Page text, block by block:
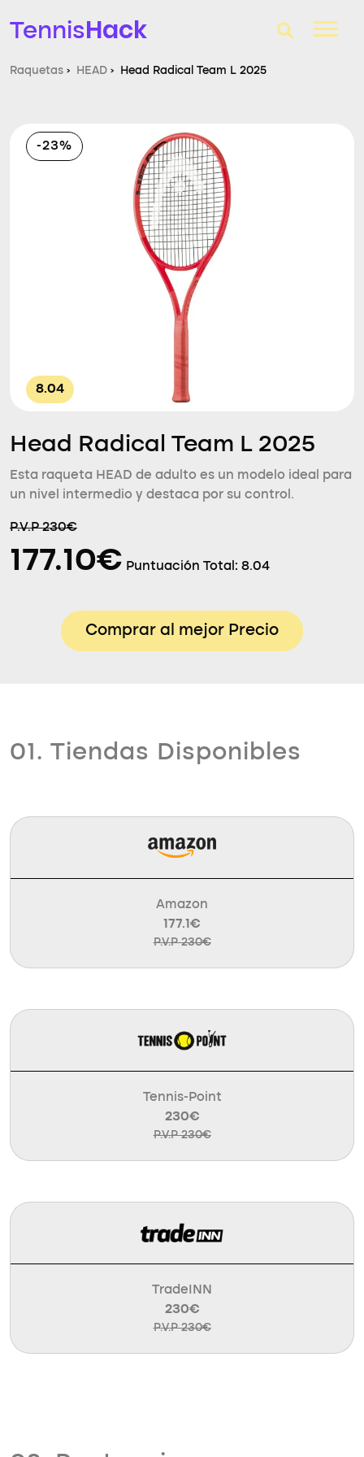
TennisHack
Raquetas de tenis
Zapatillas
Comparador
Consultorio
Raquetas › HEAD › Head Radical Team L 2025
-23%
8.04
Head Radical Team L 2025
Esta raqueta HEAD de adulto es un modelo ideal para
un nivel intermedio y destaca por su control.
P.V.P 230€
177.10€ Puntuación Total: 8.04
Comprar al mejor Precio
01. Tiendas Disponibles
Amazon
177.1€
P.V.P 230€
Tennis-Point
230€
P.V.P 230€
TradeINN
230€
P.V.P 230€